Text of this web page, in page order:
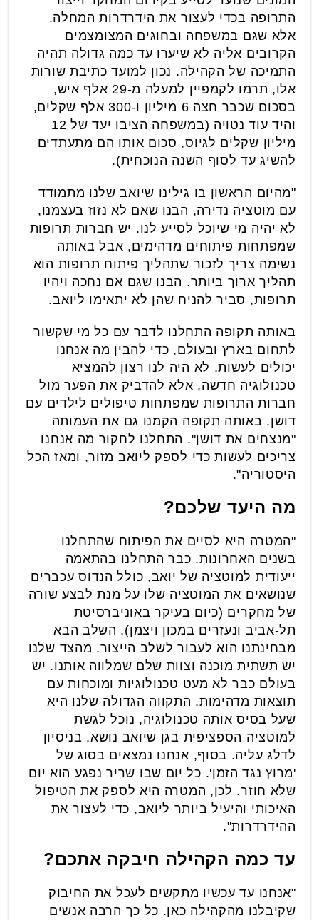
התרופה בכדי לעצור את הידרדרות המחלה.
אלא שגם במשפחה ובחוגים המצומצמים
הקרובים אליה לא שיערו עד כמה גדולה תהיה
התמיכה של הקהילה. נכון למועד כתיבת שורות
אלו, תרמו לקמפיין למעלה מ-29 אלף איש,
בסכום שכבר חצה 6 מיליון ו-300 אלף שקלים,
והיד עוד נטויה (במשפחה הציבו יעד של 12
מיליון שקלים לגיוס, סכום אותו הם מתעתדים
להשיג עד לסוף השנה הנוכחית).
"מהיום הראשון בו גילינו שיואב שלנו מתמודד
עם מוטציה נדירה, הבנו שאם לא נזוז בעצמנו,
לא יהיה מי שיוכל לסייע לנו. יש חברות תרופות
שמפתחות פיתוחים מדהימים, אבל באותה
נשימה צריך לזכור שתהליך פיתוח תרופות הוא
תהליך ארוך ביותר. הבנו שגם אם נחכה ויהיו
תרופות, סביר להניח שהן לא יתאימו ליואב.
באותה תקופה התחלנו לדבר עם כל מי שקשור
לתחום בארץ ובעולם, כדי להבין מה אנחנו
יכולים לעשות. לא היה לנו רצון להמציא
טכנולוגיה חדשה, אלא להדביק את הפער מול
חברות התרופות שמפתחות טיפולים לילדים עם
דושן. באותה תקופה הקמנו גם את העמותה
"מנצחים את דושן". התחלנו לחקור מה אנחנו
צריכים לעשות כדי לספק ליואב מזור, ומאז הכל
היסטוריה".
מה היעד שלכם?
"המטרה היא לסיים את הפיתוח שהתחלנו
בשנים האחרונות. כבר התחלנו בהתאמה
ייעודית למוטציה של יואב, כולל הנדוס עכברים
שנושאים את המוטציה שלו על מנת לבצע שורה
של מחקרים (כיום בעיקר באוניברסיטת
תל-אביב ונעזרים במכון ויצמן). השלב הבא
מבחינתנו הוא לעבור לשלב הייצור. מהצד שלנו
יש תשתית מוכנה וצוות שלם שמלווה אותנו. יש
בעולם כבר לא מעט טכנולוגיות ומוכחות עם
תוצאות מדהימות. התקווה הגדולה שלנו היא
שעל בסיס אותה טכנולוגיה, נוכל לגשת
למוטציה הספציפית בגן שיואב נושא, בניסיון
לדלג עליה. בסוף, אנחנו נמצאים בסוג של
'מרוץ נגד הזמן'. כל יום שבו שריר נפגע הוא יום
שלא חוזר. לכן, המטרה היא לספק את הטיפול
האיכותי והיעיל ביותר ליואב, כדי לעצור את
ההידרדרות".
עד כמה הקהילה חיבקה אתכם?
"אנחנו עד עכשיו מתקשים לעכל את החיבוק
שקיבלנו מהקהילה כאן. כל כך הרבה אנשים